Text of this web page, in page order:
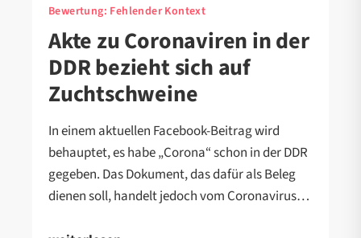
Bewertung: Fehlender Kontext
Akte zu Coronaviren in der
DDR bezieht sich auf
Zuchtschweine
In einem aktuellen Facebook-Beitrag wird
behauptet, es habe „Corona“ schon in der DDR
gegeben. Das Dokument, das dafür als Beleg
dienen soll, handelt jedoch vom Coronavirus…